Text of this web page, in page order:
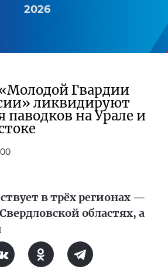
2026
Гвардии
ликвидируют
паводков на Урале и
в трёх регионах —
областях, а